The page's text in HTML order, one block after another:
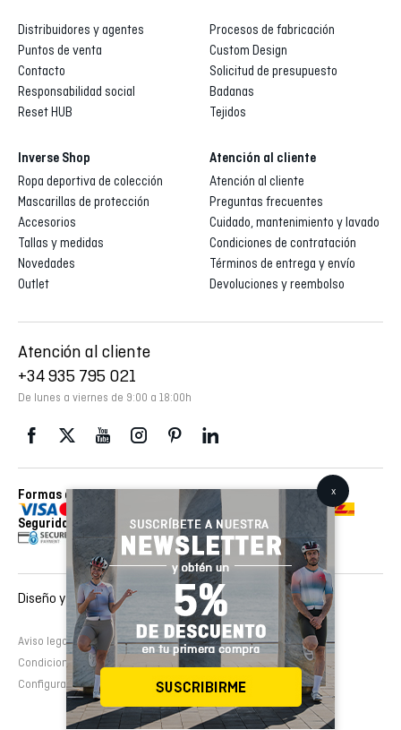
Distribuidores y agentes
Puntos de venta
Contacto
Responsabilidad social
Reset HUB
Procesos de fabricación
Custom Design
Solicitud de presupuesto
Badanas
Tejidos
Inverse Shop
Ropa deportiva de colección
Mascarillas de protección
Accesorios
Tallas y medidas
Novedades
Outlet
Atención al cliente
Atención al cliente
Preguntas frecuentes
Cuidado, mantenimiento y lavado
Condiciones de contratación
Términos de entrega y envío
Devoluciones y reembolso
Atención al cliente
+34 935 795 021
De lunes a viernes de 9:00 a 18:00h
Formas de pago
Envios realizados con
Seguridad
Aviso legal Política de cookies
Política de privacidad
Condiciones de contratación
Configurar cookies
Diseño y desarrollo web : EMFASI